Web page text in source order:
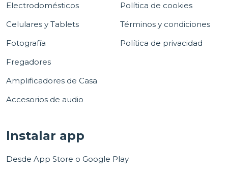
Electrodomésticos
Celulares y Tablets
Fotografía
Fregadores
Amplificadores de Casa
Accesorios de audio
Política de cookies
Términos y condiciones
Política de privacidad
Instalar app
Desde App Store o Google Play